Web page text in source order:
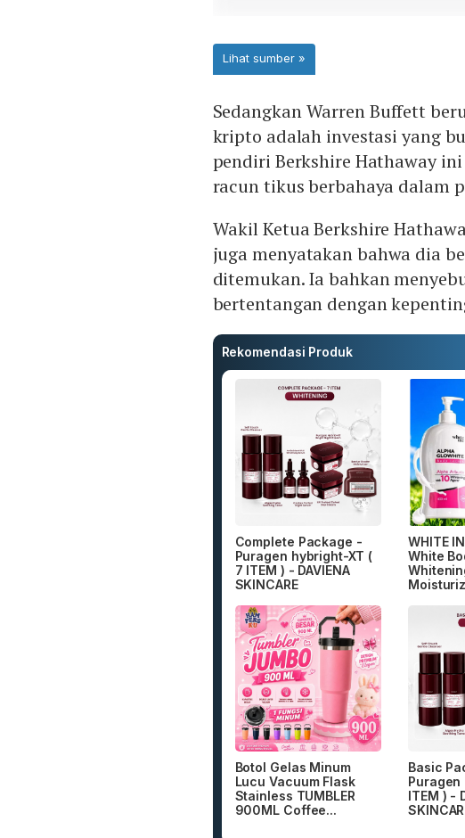
Sedangkan Warren Buffett
kripto adalah investasi yang
pendiri Berkshire Hathaway
racun tikus berbahaya dalam
Wakil Ketua Berkshire
juga menyatakan bahwa dia
ditemukan. Ia bahkan
bertentangan dengan
Rekomendasi Produk
Complete Package -
Puragen hybright-XT (
7 ITEM ) - DAVIENA
SKINCARE
WHITE
White
Botol Gelas Minum
Lucu Vacuum Flask
Stainless TUMBLER
900ML Coffee...
Basic
Puragen
ITEM ) -